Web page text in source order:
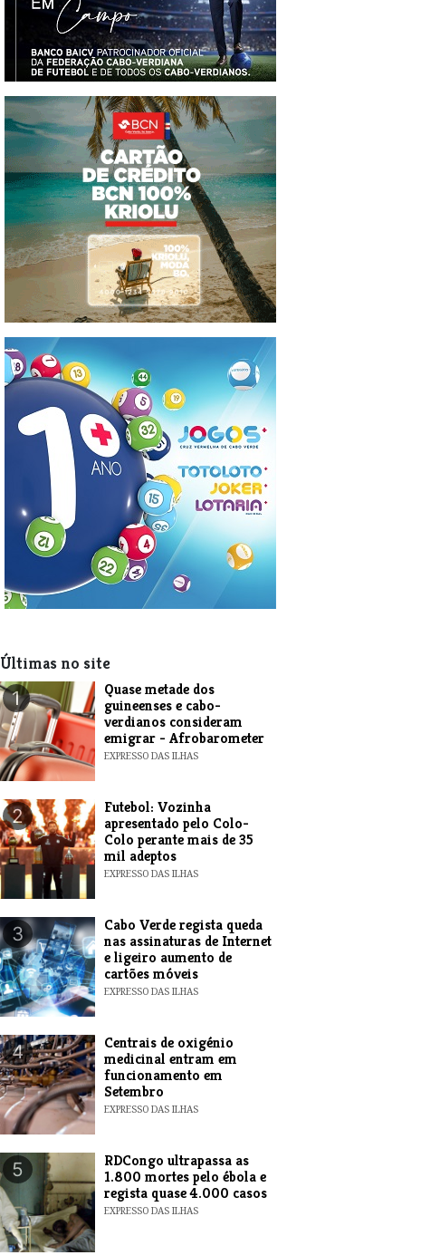
Últimas no site
1
Quase metade dos
guineenses e cabo-
verdianos consideram
emigrar - Afrobarometer
EXPRESSO DAS ILHAS
2
Futebol: Vozinha
apresentado pelo Colo-
Colo perante mais de 35
mil adeptos
EXPRESSO DAS ILHAS
3
Cabo Verde regista queda
nas assinaturas de Internet
e ligeiro aumento de
cartões móveis
EXPRESSO DAS ILHAS
4
Centrais de oxigénio
medicinal entram em
funcionamento em
Setembro
EXPRESSO DAS ILHAS
5
RDCongo ultrapassa as
1.800 mortes pelo ébola e
regista quase 4.000 casos
EXPRESSO DAS ILHAS